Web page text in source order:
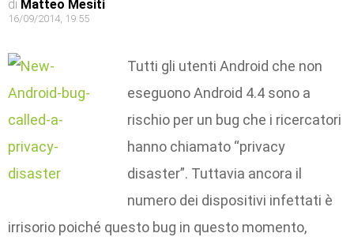
di Matteo Mesiti
16/09/2014, 19:55
Tutti gli utenti Android che non
eseguono Android 4.4 sono a
rischio per un bug che i ricercatori
hanno chiamato “privacy
disaster”. Tuttavia ancora il
numero dei dispositivi infettati è
irrisorio poiché questo bug in questo momento,